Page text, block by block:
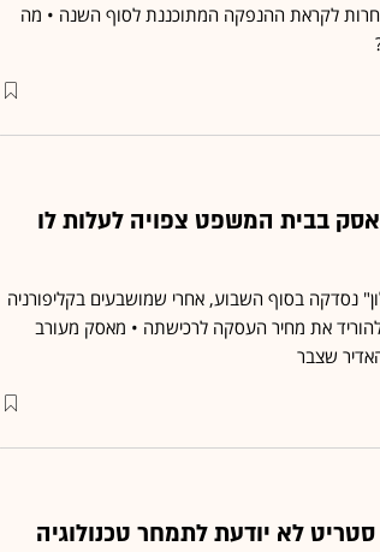
לקראת ההנפקה המתוכננת לסוף השנה • מה
בבית המשפט צפויה לעלות לו
נסדקה בסוף השבוע, אחרי שמושבעים בקליפורניה
את מחיר העסקה לרכישתה • מאסק מעורב
שצבר
סטריט לא יודעת לתמחר טכנולוגיה